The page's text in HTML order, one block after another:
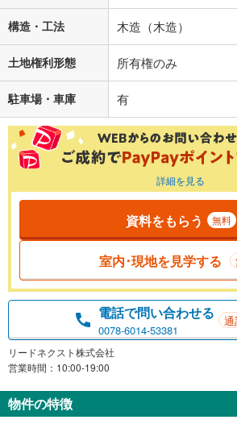
構造・工法 木造（木造）
土地権利形態 所有権のみ
駐車場・車庫 有
詳細を見る
資料をもらう 無料
室内･現地を見学する
電話で問い合わせる
0078-6014-53381
リードネクスト株式会社
営業時間：10:00-19:00
物件の特徴